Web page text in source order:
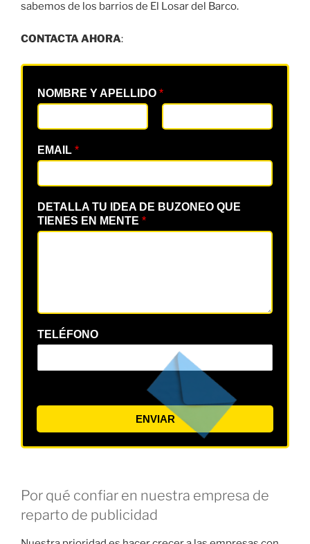
sabemos de los barrios de El Losar del Barco.
CONTACTA AHORA:
NOMBRE Y APELLIDO *
EMAIL *
DETALLA TU IDEA DE BUZONEO QUE
TIENES EN MENTE *
TELÉFONO
ENVIAR
Por qué confiar en nuestra empresa de
reparto de publicidad